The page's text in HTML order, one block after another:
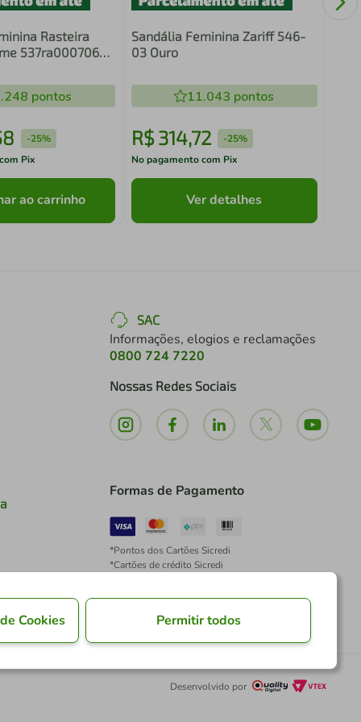
Rasteira
537ra000706
pontos
-25%
Pix
ao carrinho
Sandália Feminina Zariff 546-
03 Ouro
11.043 pontos
R$ 314,72 -25%
No pagamento com Pix
Ver detalhes
SAC
Informações, elogios e reclamações
0800 724 7220
Nossas Redes Sociais
Formas de Pagamento
*Pontos dos Cartões Sicredi
*Cartões de crédito Sicredi
Desenvolvido por
Cookies Permitir todos